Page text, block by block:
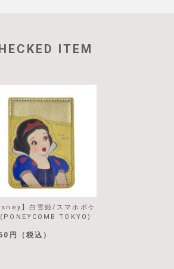
ITEM
】白雪姫/スマホポケ
(PONEYCOMB TOKYO)
円（税込）